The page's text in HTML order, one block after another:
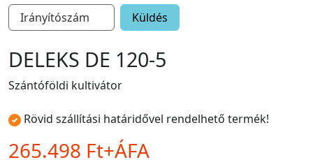
Küldés
DELEKS DE 120-5
Szántóföldi kultivátor
Rövid szállítási határidővel rendelhető termék!
265.498 Ft+ÁFA